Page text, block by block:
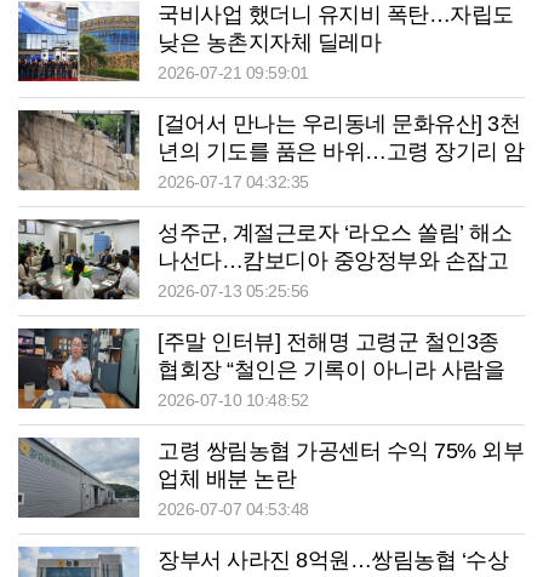
국비사업 했더니 유지비 폭탄…자립도
낮은 농촌지자체 딜레마
2026-07-21 09:59:01
[걸어서 만나는 우리동네 문화유산] 3천
년의 기도를 품은 바위…고령 장기리 암
각화
2026-07-17 04:32:35
성주군, 계절근로자 ‘라오스 쏠림’ 해소
나선다…캄보디아 중앙정부와 손잡고
공급국 다변화
2026-07-13 05:25:56
[주말 인터뷰] 전해명 고령군 철인3종
협회장 “철인은 기록이 아니라 사람을
남기는 스포츠입니다”
2026-07-10 10:48:52
고령 쌍림농협 가공센터 수익 75% 외부
업체 배분 논란
2026-07-07 04:53:48
장부서 사라진 8억원…쌍림농협 ‘수상